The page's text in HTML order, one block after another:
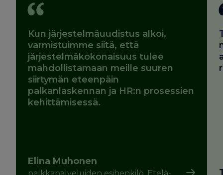
Kun järjestelmäuudistus alkoi,
varmistuimme siitä, että
järjestelmäkokonaisuus tulee
mahdollistamaan meille suuren
siirtymän eteenpäin
palkanlaskennan ja HR:n prosessien
kehittämisessä.
Elina Muhonen